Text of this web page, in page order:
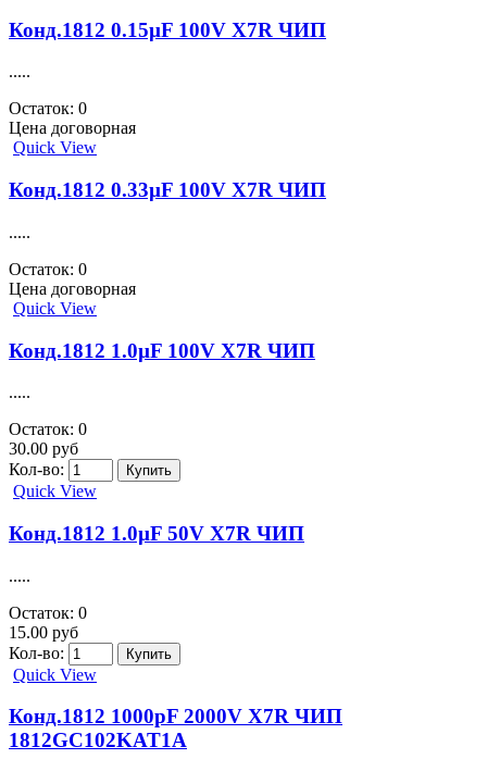
Конд.1812 0.15µF 100V X7R ЧИП
.....
Остаток: 0
Цена договорная
Quick View
Конд.1812 0.33µF 100V X7R ЧИП
.....
Остаток: 0
Цена договорная
Quick View
Конд.1812 1.0µF 100V X7R ЧИП
.....
Остаток: 0
30.00 руб
Кол-во:
Quick View
Конд.1812 1.0µF 50V X7R ЧИП
.....
Остаток: 0
15.00 руб
Кол-во:
Quick View
Конд.1812 1000pF 2000V X7R ЧИП
1812GC102KAT1A